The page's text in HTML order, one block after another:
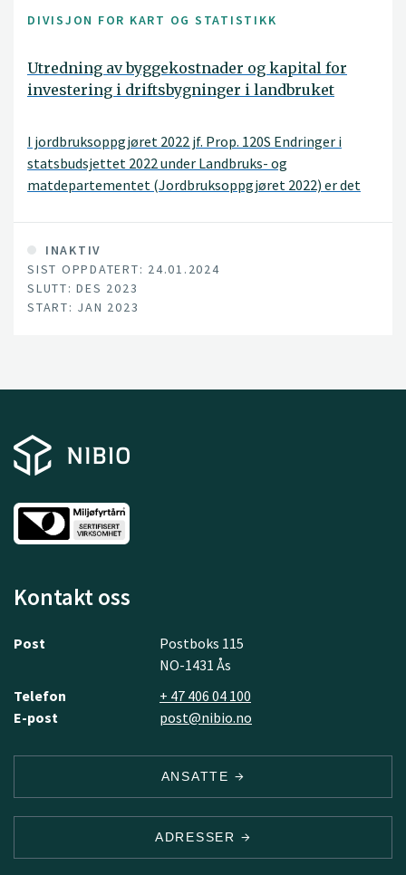
DIVISJON FOR KART OG STATISTIKK
Utredning av byggekostnader og kapital for
investering i driftsbygninger i landbruket
I jordbruksoppgjøret 2022 jf. Prop. 120S Endringer i
statsbudsjettet 2022 under Landbruks- og
matdepartementet (Jordbruksoppgjøret 2022) er det
geografiske variasjoner i byggekostnader ved bygging av
landbruksbygg, samt samspillet mellom privat og
offentlig investeringskapital i forbindelse med
investeringene som foretas i jordbruket.
INAKTIV
SIST OPPDATERT: 24.01.2024
SLUTT: DES 2023
START: JAN 2023
Kontakt oss
Post
Postboks 115
NO-1431 Ås
Telefon
+ 47 406 04 100
E-post
post@nibio.no
ANSATTE
ADRESSER